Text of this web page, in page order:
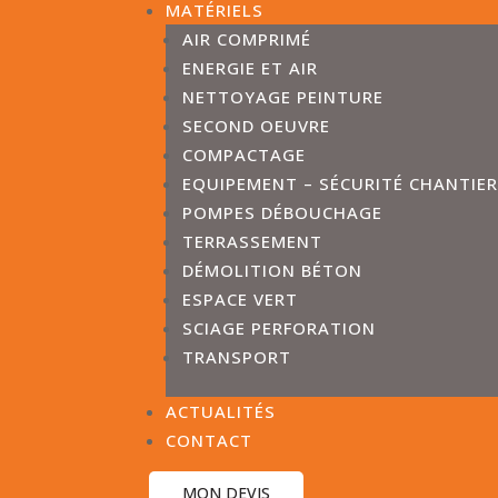
MATÉRIELS
AIR COMPRIMÉ
ENERGIE ET AIR
NETTOYAGE PEINTURE
SECOND OEUVRE
COMPACTAGE
EQUIPEMENT – SÉCURITÉ CHANTIER
POMPES DÉBOUCHAGE
TERRASSEMENT
DÉMOLITION BÉTON
ESPACE VERT
SCIAGE PERFORATION
TRANSPORT
ACTUALITÉS
CONTACT
MON DEVIS